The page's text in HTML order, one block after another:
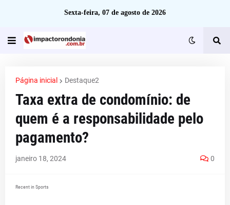
Sexta-feira, 07 de agosto de 2026
Página inicial Destaque2
Taxa extra de condomínio: de
quem é a responsabilidade pelo
pagamento?
janeiro 18, 2024 0
Recent in Sports